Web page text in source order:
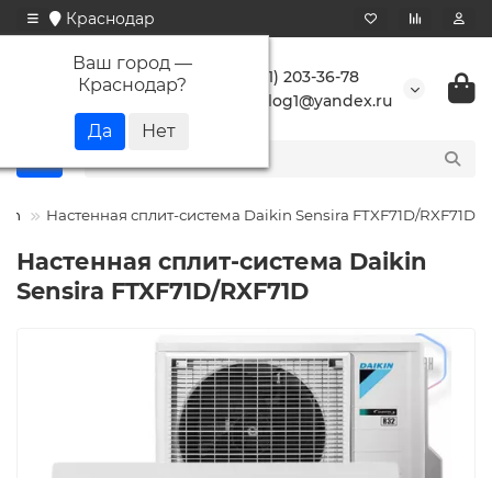
Краснодар
Ваш город —
Краснодар?
+7 (861) 203-36-78
buranlog1@yandex.ru
Настенная сплит-система Daikin Sensira FTXF71D/RXF71D
Настенная сплит-система Daikin
Sensira FTXF71D/RXF71D